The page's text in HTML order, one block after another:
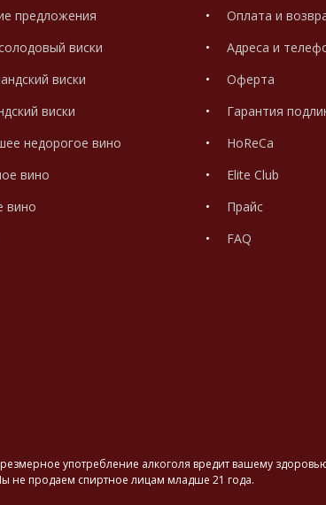
предложения
виски
виски
виски
недорогое вино
вино
вино
Оплата и
Адреса и
Оферта
Гарантия
HoReCa
Elite Club
Прайс
FAQ
употребление алкоголя вредит вашему
не продаем спиртное лицам младше 21 года.